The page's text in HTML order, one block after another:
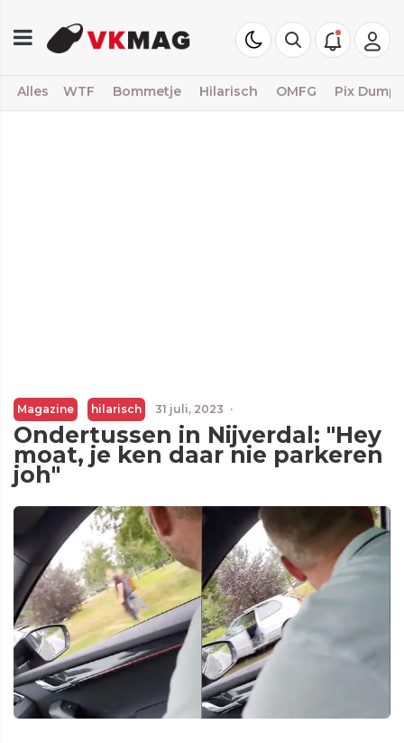
Alles WTF Bommetje Hilarisch OMFG Pix Dump
Magazine hilarisch 31 juli, 2023 ·
Ondertussen in Nijverdal: "Hey
moat, je ken daar nie parkeren
joh"